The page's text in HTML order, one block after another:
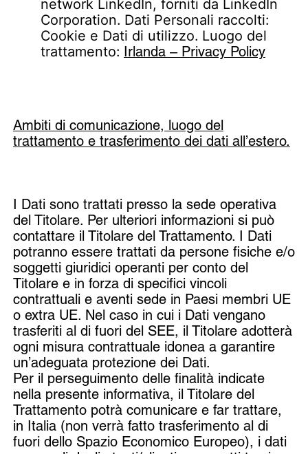
network LinkedIn, forniti da LinkedIn
Corporation. Dati Personali raccolti:
Cookie e Dati di utilizzo. Luogo del
trattamento: Irlanda – Privacy Policy
Ambiti di comunicazione, luogo del
trattamento e trasferimento dei dati all’estero.
I Dati sono trattati presso la sede operativa
del Titolare. Per ulteriori informazioni si può
contattare il Titolare del Trattamento. I Dati
potranno essere trattati da persone fisiche e/o
soggetti giuridici operanti per conto del
Titolare e in forza di specifici vincoli
contrattuali e aventi sede in Paesi membri UE
o extra UE. Nel caso in cui i Dati vengano
trasferiti al di fuori del SEE, il Titolare adotterà
ogni misura contrattuale idonea a garantire
un’adeguata protezione dei Dati.
Per il perseguimento delle finalità indicate
nella presente informativa, il Titolare del
Trattamento potrà comunicare e far trattare,
in Italia (non verrà fatto trasferimento al di
fuori dello Spazio Economico Europeo), i dati